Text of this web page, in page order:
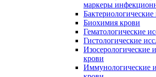
маркеры
Бактериологические
Биохимия крови
Гематологические
Гистологические
Изосерологические
крови
Иммунологические